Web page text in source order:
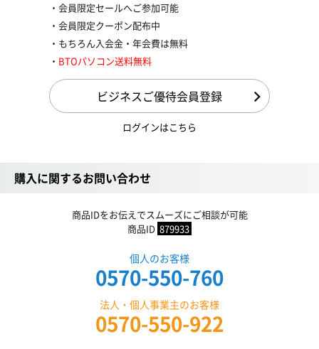
会員限定セールへご参加可能
会員限定クーポン配布中
もちろん入会金・年会費は無料
BTOパソコン送料無料
ビジネスご優待会員登録
ログインはこちら
購入に関するお問い合わせ
商品IDをお伝えでスムーズにご相談が可能
商品ID 879933
個人のお客様
0570-550-760
法人・個人事業主のお客様
0570-550-922